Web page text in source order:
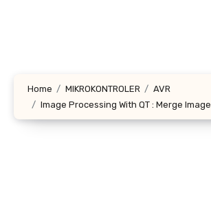
Home MIKROKONTROLER
AVR
Image Processing With QT : Merge Image